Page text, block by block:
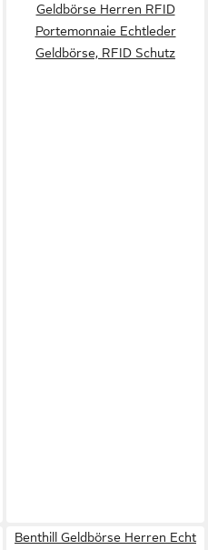
Geldbörse Herren RFID
Portemonnaie Echtleder
Geldbörse, RFID Schutz
Benthill Geldbörse Herren Echt